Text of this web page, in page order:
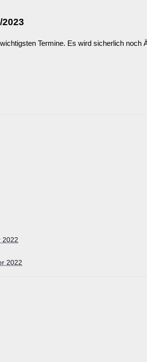
Termine. Es wird sicherlich noch
2022
2022